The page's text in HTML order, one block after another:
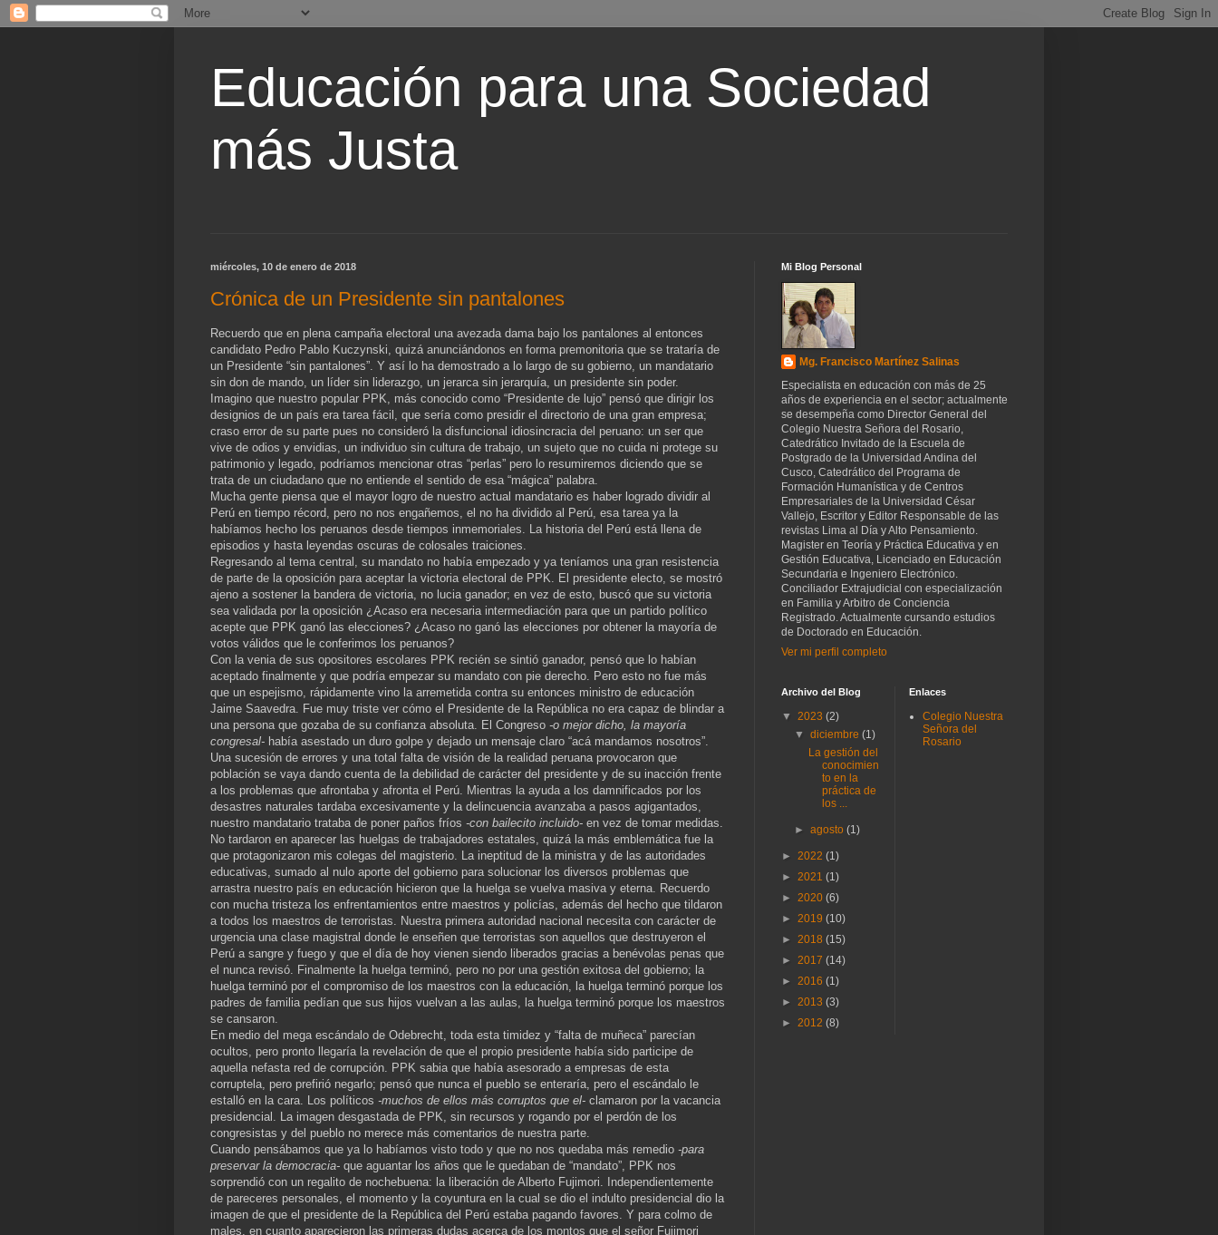
Educación para una Sociedad
más Justa
miércoles, 10 de enero de 2018
Crónica de un Presidente sin pantalones
Recuerdo que en plena campaña electoral una avezada dama bajo los pantalones al entonces
candidato Pedro Pablo Kuczynski, quizá anunciándonos en forma premonitoria que se trataría de
un Presidente “sin pantalones”. Y así lo ha demostrado a lo largo de su gobierno, un mandatario
sin don de mando, un líder sin liderazgo, un jerarca sin jerarquía, un presidente sin poder.
Imagino que nuestro popular PPK, más conocido como “Presidente de lujo” pensó que dirigir los
designios de un país era tarea fácil, que sería como presidir el directorio de una gran empresa;
craso error de su parte pues no consideró la disfuncional idiosincracia del peruano: un ser que
vive de odios y envidias, un individuo sin cultura de trabajo, un sujeto que no cuida ni protege su
patrimonio y legado, podríamos mencionar otras “perlas” pero lo resumiremos diciendo que se
trata de un ciudadano que no entiende el sentido de esa “mágica” palabra.
Mucha gente piensa que el mayor logro de nuestro actual mandatario es haber logrado dividir al
Perú en tiempo récord, pero no nos engañemos, el no ha dividido al Perú, esa tarea ya la
habíamos hecho los peruanos desde tiempos inmemoriales. La historia del Perú está llena de
episodios y hasta leyendas oscuras de colosales traiciones.
Regresando al tema central, su mandato no había empezado y ya teníamos una gran resistencia
de parte de la oposición para aceptar la victoria electoral de PPK. El presidente electo, se mostró
ajeno a sostener la bandera de victoria, no lucia ganador; en vez de esto, buscó que su victoria
sea validada por la oposición ¿Acaso era necesaria intermediación para que un partido político
acepte que PPK ganó las elecciones? ¿Acaso no ganó las elecciones por obtener la mayoría de
votos válidos que le conferimos los peruanos?
Con la venia de sus opositores escolares PPK recién se sintió ganador, pensó que lo habían
aceptado finalmente y que podría empezar su mandato con pie derecho. Pero esto no fue más
que un espejismo, rápidamente vino la arremetida contra su entonces ministro de educación
Jaime Saavedra. Fue muy triste ver cómo el Presidente de la República no era capaz de blindar a
una persona que gozaba de su confianza absoluta. El Congreso -o mejor dicho, la mayoría
congresal- había asestado un duro golpe y dejado un mensaje claro “acá mandamos nosotros”.
Una sucesión de errores y una total falta de visión de la realidad peruana provocaron que
población se vaya dando cuenta de la debilidad de carácter del presidente y de su inacción frente
a los problemas que afrontaba y afronta el Perú. Mientras la ayuda a los damnificados por los
desastres naturales tardaba excesivamente y la delincuencia avanzaba a pasos agigantados,
nuestro mandatario trataba de poner paños fríos -con bailecito incluido- en vez de tomar medidas.
No tardaron en aparecer las huelgas de trabajadores estatales, quizá la más emblemática fue la
que protagonizaron mis colegas del magisterio. La ineptitud de la ministra y de las autoridades
educativas, sumado al nulo aporte del gobierno para solucionar los diversos problemas que
arrastra nuestro país en educación hicieron que la huelga se vuelva masiva y eterna. Recuerdo
con mucha tristeza los enfrentamientos entre maestros y policías, además del hecho que tildaron
a todos los maestros de terroristas. Nuestra primera autoridad nacional necesita con carácter de
urgencia una clase magistral donde le enseñen que terroristas son aquellos que destruyeron el
Perú a sangre y fuego y que el día de hoy vienen siendo liberados gracias a benévolas penas que
el nunca revisó. Finalmente la huelga terminó, pero no por una gestión exitosa del gobierno; la
huelga terminó por el compromiso de los maestros con la educación, la huelga terminó porque los
padres de familia pedían que sus hijos vuelvan a las aulas, la huelga terminó porque los maestros
se cansaron.
En medio del mega escándalo de Odebrecht, toda esta timidez y “falta de muñeca” parecían
ocultos, pero pronto llegaría la revelación de que el propio presidente había sido participe de
aquella nefasta red de corrupción. PPK sabia que había asesorado a empresas de esta
corruptela, pero prefirió negarlo; pensó que nunca el pueblo se enteraría, pero el escándalo le
estalló en la cara. Los políticos -muchos de ellos más corruptos que el- clamaron por la vacancia
presidencial. La imagen desgastada de PPK, sin recursos y rogando por el perdón de los
congresistas y del pueblo no merece más comentarios de nuestra parte.
Cuando pensábamos que ya lo habíamos visto todo y que no nos quedaba más remedio -para
preservar la democracia- que aguantar los años que le quedaban de “mandato”, PPK nos
sorprendió con un regalito de nochebuena: la liberación de Alberto Fujimori. Independientemente
de pareceres personales, el momento y la coyuntura en la cual se dio el indulto presidencial dio la
imagen de que el presidente de la República del Perú estaba pagando favores. Y para colmo de
males, en cuanto aparecieron las primeras dudas acerca de los montos que el señor Fujimori
Mi Blog Personal
Mg. Francisco Martínez Salinas
Especialista en educación con más de 25
años de experiencia en el sector; actualmente
se desempeña como Director General del
Colegio Nuestra Señora del Rosario,
Catedrático Invitado de la Escuela de
Postgrado de la Universidad Andina del
Cusco, Catedrático del Programa de
Formación Humanística y de Centros
Empresariales de la Universidad César
Vallejo, Escritor y Editor Responsable de las
revistas Lima al Día y Alto Pensamiento.
Magister en Teoría y Práctica Educativa y en
Gestión Educativa, Licenciado en Educación
Secundaria e Ingeniero Electrónico.
Conciliador Extrajudicial con especialización
en Familia y Arbitro de Conciencia
Registrado. Actualmente cursando estudios
de Doctorado en Educación.
Ver mi perfil completo
Archivo del Blog
▼ 2023 (2)
▼diciembre(1)
La gestión del
conocimien
to en la
práctica de
los ...
►agosto(1)
► 2022 (1)
► 2021 (1)
► 2020 (6)
► 2019 (10)
► 2018 (15)
► 2017 (14)
► 2016 (1)
► 2013 (3)
► 2012 (8)
Enlaces
Colegio Nuestra
Señora del
Rosario